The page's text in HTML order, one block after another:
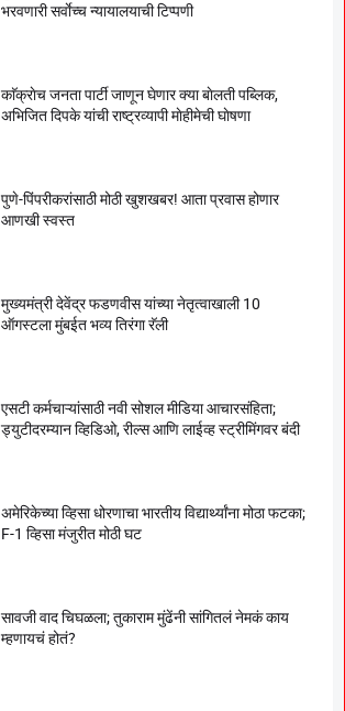
भरवणारी सर्वाेच्च न्यायालयाची टिप्पणी
काॅक्राेच जनता पार्टी जाणून घेणार क्या बाेलती पब्लिक,
अभिजित दिपके यांची राष्ट्रव्यापी माेहीमेची घाेषणा
पुणे-पिंपरीकरांसाठी मोठी खुशखबर! आता प्रवास होणार
आणखी स्वस्त
मुख्यमंत्री देवेंद्र फडणवीस यांच्या नेतृत्वाखाली 10
ऑगस्टला मुंबईत भव्य तिरंगा रॅली
एसटी कर्मचाऱ्यांसाठी नवी सोशल मीडिया आचारसंहिता;
ड्युटीदरम्यान व्हिडिओ, रील्स आणि लाईव्ह स्ट्रीमिंगवर बंदी
अमेरिकेच्या व्हिसा धोरणाचा भारतीय विद्यार्थ्यांना मोठा फटका;
F-1 व्हिसा मंजुरीत मोठी घट
सावजी वाद चिघळला; तुकाराम मुंढेंनी सांगितलं नेमकं काय
म्हणायचं होतं?